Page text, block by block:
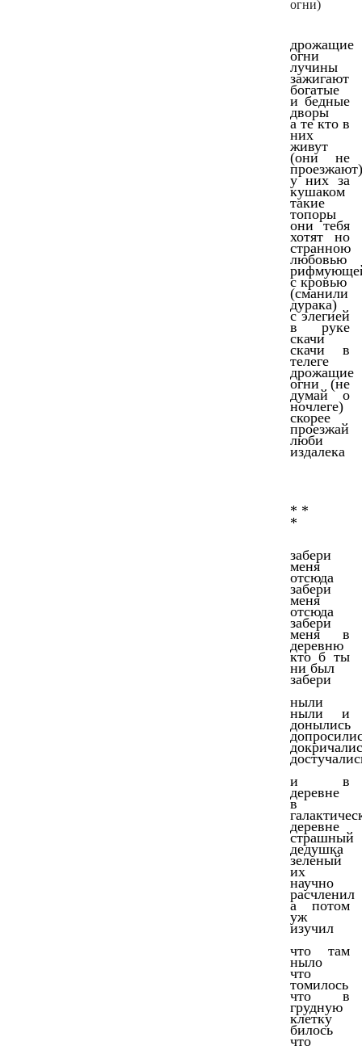
огни)
дрожащие
огни
лучины
зажигают
богатые
и бедные
дворы
а те кто в
них
живут
(они не
проезжают)
у них за
кушаком
такие
топоры
они тебя
хотят но
странною
любовью
с кровью
(сманили
дурака)
с элегией
в руке
скачи
скачи в
телеге
дрожащие
огни (не
думай о
ночлеге)
скорее
проезжай
люби
издалека
* *
*
забери
меня
отсюда
забери
меня
отсюда
забери
меня в
деревню
кто б ты
ни был
забери
ныли
ныли и
донылись
и в
деревне
в
деревне
страшный
дедушка
зеленый
их
научно
расчленил
а потом
уж
изучил
что там
ныло
что
томилось
что в
грудную
клетку
билось
что